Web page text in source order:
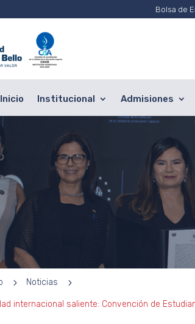
Bolsa de
Inicio Institucional Admisiones
5 Noticias 5
internacional saliente: Convención de